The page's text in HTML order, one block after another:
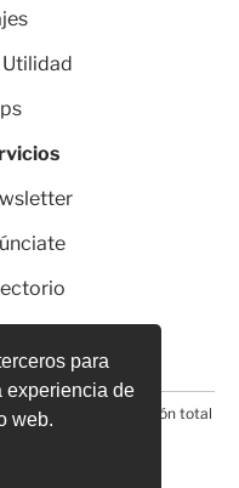
para
experiencia de
web.
Utilidad
la reproducción total
medio electrónico*